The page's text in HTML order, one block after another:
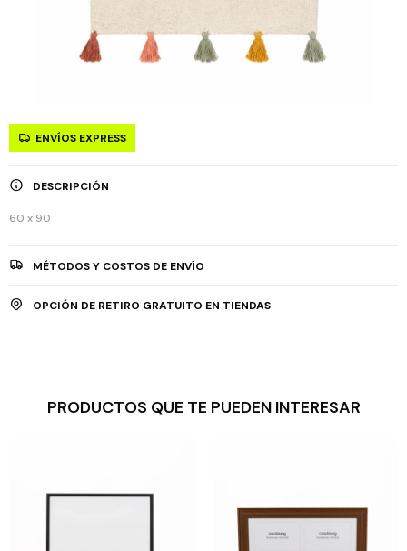
ENVÍOS EXPRESS
DESCRIPCIÓN
60 x 90
MÉTODOS Y COSTOS DE ENVÍO
OPCIÓN DE RETIRO GRATUITO EN TIENDAS
PRODUCTOS QUE TE PUEDEN INTERESAR